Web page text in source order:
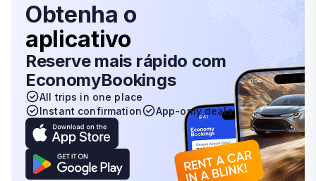
Obtenha o
aplicativo
Reserve mais rápido com
EconomyBookings
All trips in one place
Instant confirmation
App-only deals